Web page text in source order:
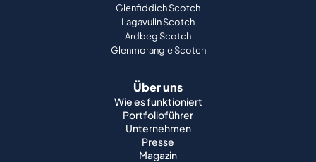
Glenfiddich Scotch
Lagavulin Scotch
Ardbeg Scotch
Glenmorangie Scotch
Über uns
Wie es funktioniert
Portfolioführer
Unternehmen
Presse
Magazin